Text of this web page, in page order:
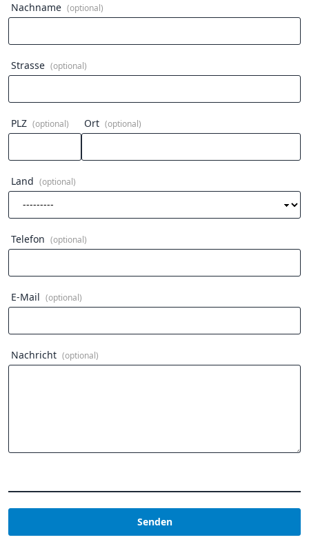
Nachname (optional)
Strasse (optional)
PLZ (optional) Ort (optional)
Land (optional)
Telefon (optional)
E-Mail (optional)
Nachricht (optional)
Senden